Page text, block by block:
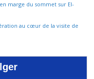
marge du sommet sur El-
au cœur de la visite de